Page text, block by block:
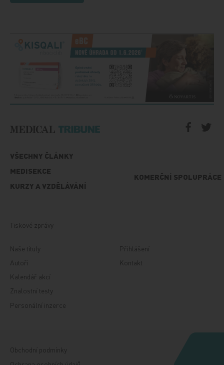
VŠECHNY ČLÁNKY
MEDISEKCE
KURZY A VZDĚLÁVÁNÍ
KOMERČNÍ SPOLUPRÁCE
Tiskové zprávy
Naše tituly
Autoři
Kalendář akcí
Znalostní testy
Personální inzerce
Přihlášení
Kontakt
Obchodní podmínky